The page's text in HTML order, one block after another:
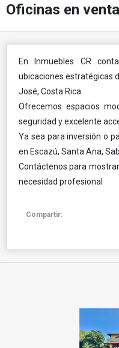
Oficinas en venta
En Inmuebles CR
ubicaciones estratégicas
José, Costa Rica.
Ofrecemos espacios
seguridad y excelente
Ya sea para inversión o
en Escazú, Santa Ana,
Contáctenos para
necesidad profesional
Compartir: